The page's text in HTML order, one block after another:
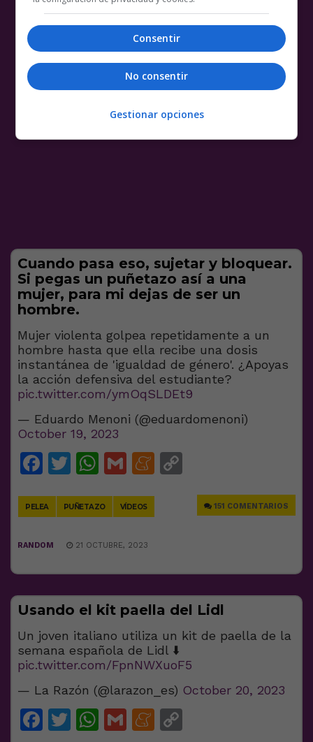
Cuando pasa eso, sujetar y bloquear.
Si pegas un puñetazo así a una
mujer, para mi dejas de ser un
hombre.
Mujer violenta golpea repetidamente a un
hombre hasta que ella recibe una dosis
instantánea de 'igualdad de género'. ¿Apoyas
la acción defensiva del estudiante?
pic.twitter.com/ymOqSLDEt9
— Eduardo Menoni (@eduardomenoni)
October 19, 2023
Facebook
Twitter
WhatsApp
GmailMeneame
PELEA PUÑETAZO VÍDEOS 151 COMENTARIOS
RANDOM 21 OCTUBRE, 2023
Usando el kit paella del Lidl
Un joven italiano utiliza un kit de paella de la
semana española de Lidl ⬇️
pic.twitter.com/FpnNWXuoF5
— La Razón (@larazon_es) October 20, 2023
Facebook
Twitter
WhatsApp
GmailMeneame
Consentir
No consentir
Gestionar opciones